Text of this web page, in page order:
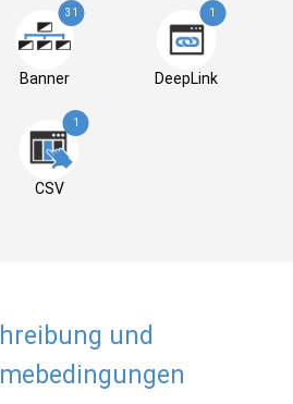
31
Banner
1
DeepLink
1
CSV
und